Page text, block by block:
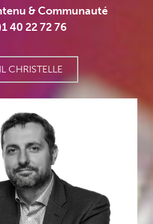
& Communauté
40 22 72 76
CHRISTELLE